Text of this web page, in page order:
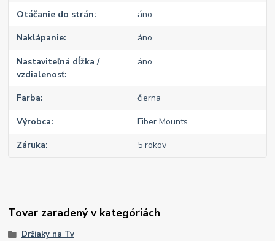
Otáčanie do strán áno
Naklápanie áno
Nastaviteľná dĺžka /
vzdialenosť
áno
Farba čierna
Výrobca Fiber Mounts
Záruka 5 rokov
Tovar zaradený v kategóriách
Držiaky na Tv